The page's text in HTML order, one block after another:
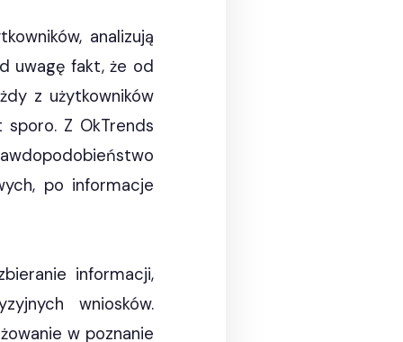
analizują
uwagę fakt, że od
z użytkowników
Z OkTrends
po informacje
informacji,
wniosków.
w poznanie